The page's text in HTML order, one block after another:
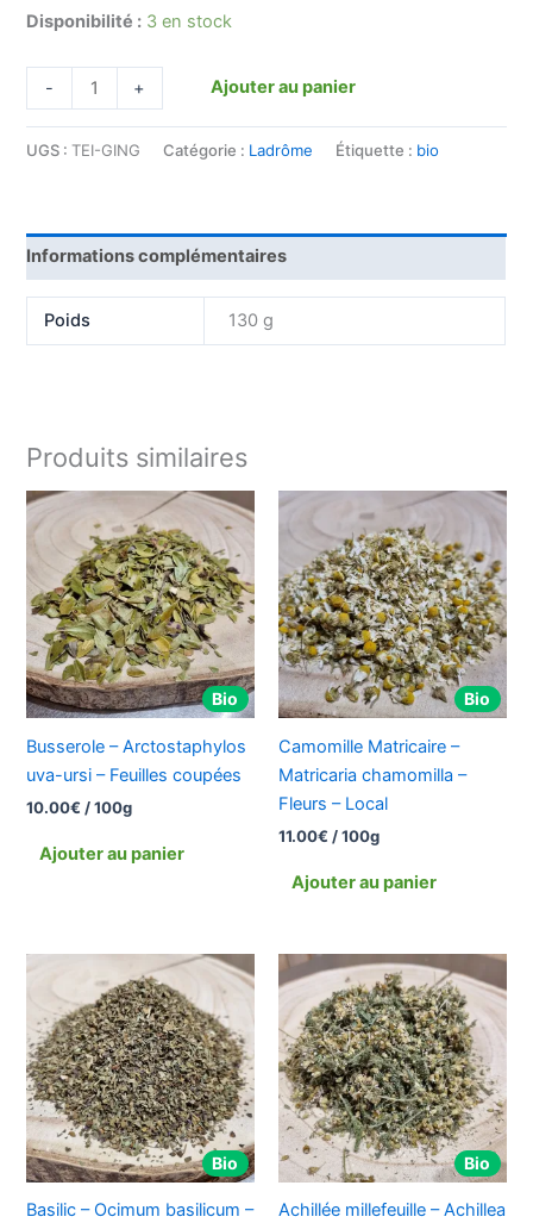
Disponibilité : 3 en stock
- + Ajouter au panier
UGS :TEI-GING Catégorie : Ladrôme Étiquette : bio
Informations complémentaires
Poids 130 g
Produits similaires
Bio
Busserole – Arctostaphylos
uva-ursi – Feuilles coupées
10.00€ / 100g
Ajouter au panier
Bio
Camomille Matricaire –
Matricaria chamomilla –
Fleurs – Local
11.00€ / 100g
Ajouter au panier
Bio
Basilic – Ocimum basilicum –
Bio
Achillée millefeuille – Achillea